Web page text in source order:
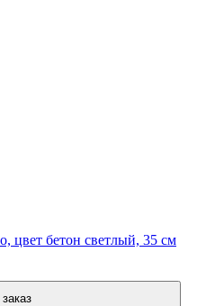
цвет бетон светлый, 35 см